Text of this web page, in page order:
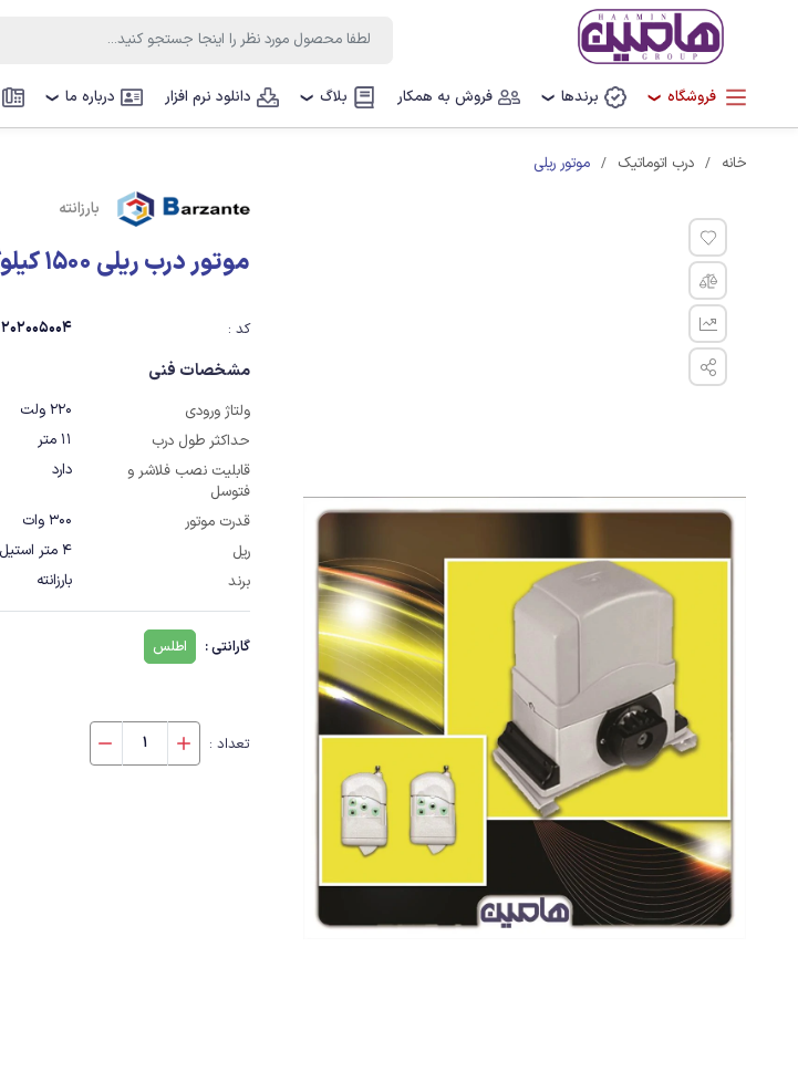
فروشگاه ❯ برندها ❯ فروش به همکار بلاگ ❯ دانلود نرم افزار درباره ما ❯
خانه درب اتوماتیک موتور ریلی
بارزانته
موتور درب ریلی 1500 کیلوگرم بارزانته
کد : 202005004
مشخصات فنی
ولتاژ ورودی
220 ولت
حداکثر طول درب
11 متر
قابلیت نصب فلاشر و
فتوسل
دارد
قدرت موتور
300 وات
ریل
4 متر استیل
برند
بارزانته
گارانتی : اطلس
تعداد :